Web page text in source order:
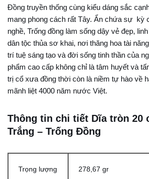
Đồng truyền thống cùng kiểu dáng sắc
mang phong cách rất Tây. Ẩn chứa sự kỳ
nghề, Trống đồng làm sống dậy vẻ đẹp,
dân tộc thủa sơ khai, nơi thăng hoa tài
trí tuệ sáng tạo và đời sống tinh thần của
phẩm cao cấp không chỉ là tâm huyết và
trị cổ xưa đồng thời còn là niềm tự hào về
mãnh liệt 4000 năm nước Việt.
Thông tin chi tiết Dĩa tròn 20
Trắng – Trống Đồng
Trọng lượng 278,67 gr